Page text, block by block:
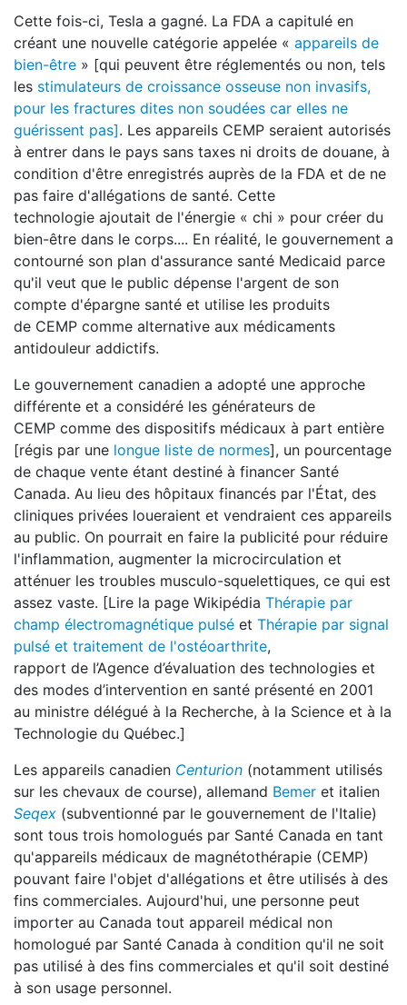
Cette fois-ci, Tesla a gagné. La FDA a capitulé en
créant une nouvelle catégorie appelée « appareils de
bien-être » [qui peuvent être réglementés ou non, tels
les stimulateurs de croissance osseuse non invasifs,
pour les fractures dites non soudées car elles ne
guérissent pas]. Les appareils CEMP seraient autorisés
à entrer dans le pays sans taxes ni droits de douane, à
condition d'être enregistrés auprès de la FDA et de ne
pas faire d'allégations de santé. Cette
technologie ajoutait de l'énergie « chi » pour créer du
bien-être dans le corps.... En réalité, le gouvernement a
contourné son plan d'assurance santé Medicaid parce
qu'il veut que le public dépense l'argent de son
compte d'épargne santé et utilise les produits
de CEMP comme alternative aux médicaments
antidouleur addictifs.
Le gouvernement canadien a adopté une approche
différente et a considéré les générateurs de
CEMP comme des dispositifs médicaux à part entière
[régis par une longue liste de normes], un pourcentage
de chaque vente étant destiné à financer Santé
Canada. Au lieu des hôpitaux financés par l'État, des
cliniques privées loueraient et vendraient ces appareils
au public. On pourrait en faire la publicité pour réduire
l'inflammation, augmenter la microcirculation et
atténuer les troubles musculo-squelettiques, ce qui est
assez vaste. [Lire la page Wikipédia Thérapie par
champ électromagnétique pulsé et Thérapie par signal
pulsé et traitement de l'ostéoarthrite,
rapport de l’Agence d’évaluation des technologies et
des modes d’intervention en santé présenté en 2001
au ministre délégué à la Recherche, à la Science et à la
Technologie du Québec.]
Les appareils canadien Centurion (notamment utilisés
sur les chevaux de course), allemand Bemer et italien
Seqex (subventionné par le gouvernement de l'Italie)
sont tous trois homologués par Santé Canada en tant
qu'appareils médicaux de magnétothérapie (CEMP)
pouvant faire l'objet d'allégations et être utilisés à des
fins commerciales. Aujourd'hui, une personne peut
importer au Canada tout appareil médical non
homologué par Santé Canada à condition qu'il ne soit
pas utilisé à des fins commerciales et qu'il soit destiné
à son usage personnel.